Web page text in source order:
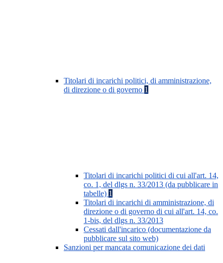
Titolari di incarichi politici, di amministrazione,
di direzione o di governo 1
Titolari di incarichi politici di cui all'art. 14,
co. 1, del dlgs n. 33/2013 (da pubblicare in
tabelle) 1
Titolari di incarichi di amministrazione, di
direzione o di governo di cui all'art. 14, co.
1-bis, del dlgs n. 33/2013
Cessati dall'incarico (documentazione da
pubblicare sul sito web)
Sanzioni per mancata comunicazione dei dati